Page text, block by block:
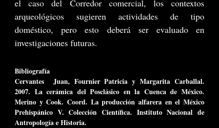
el caso del Corredor comercial, los contextos
arqueológicos sugieren actividades de tipo
doméstico, pero esto deberá ser evaluado en
investigaciones futuras.
Bibliografía
Cervantes Juan, Fournier Patricia y Margarita Carballal.
2007. La cerámica del Posclásico en la Cuenca de México.
Merino y Cook. Coord. La producción alfarera en el México
Prehispánico V. Colección Científica. Instituto Nacional de
Antropología e Historia.